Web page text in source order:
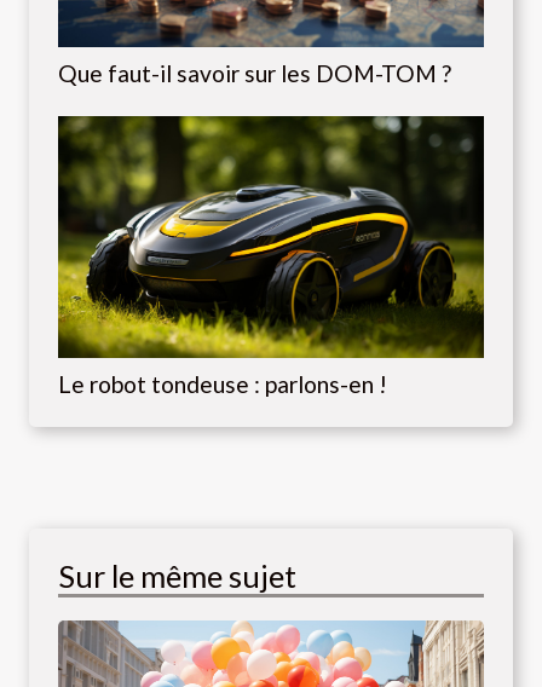
Que faut-il savoir sur les DOM-TOM ?
Le robot tondeuse : parlons-en !
Sur le même sujet